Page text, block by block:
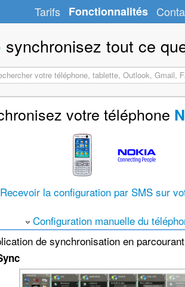
Tarifs Fonctionnalités
synchronisez tout ce
votre téléphone
Recevoir la configuration par SMS sur
Configuration manuelle du
de synchronisation en